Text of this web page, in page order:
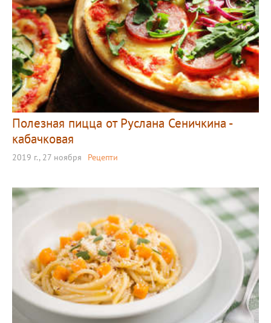
Полезная пицца от Руслана Сеничкина -
кабачковая
2019 г., 27 ноября Рецепти